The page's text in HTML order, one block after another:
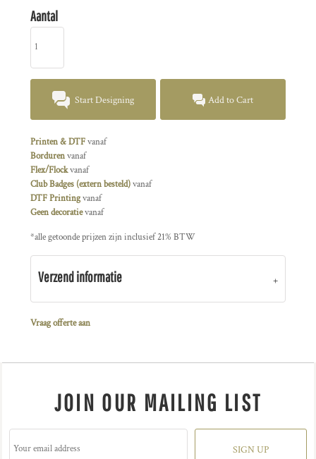
Aantal
Start Designing Add to Cart
Printen & DTFvanaf
Bordurenvanaf
Flex/Flockvanaf
Club Badges (extern besteld)vanaf
DTF Printingvanaf
Geen decoratievanaf
*alle getoonde prijzen zijn inclusief 21% BTW
Verzend informatie
Vraag offerte aan
JOIN OUR MAILING LIST
SIGN UP